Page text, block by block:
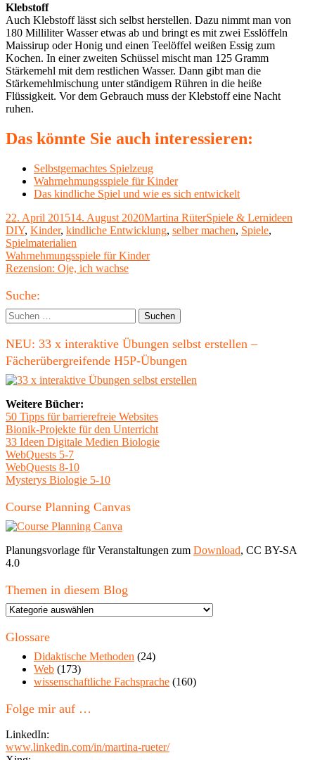
Klebstoff
Auch Klebstoff lässt sich selbst herstellen. Dazu nimmt man von
180 Milliliter Wasser etwas ab und bringt es mit zwei Esslöffeln
Maissirup oder Honig und einen Teelöffel weißen Essig zum
Kochen. In einer zweiten Schüssel mischt man 125 Gramm
Stärkemehl mit dem restlichen Wasser. Dann gibt man die
Stärkemehlmischung unter ständigem Rühren in die heiße
Flüssigkeit. Vor dem Gebrauch muss der Klebstoff eine Nacht
ruhen.
Das könnte Sie auch interessieren:
Selbstgemachtes Spielzeug
Wahrnehmungsspiele für Kinder
Das kindliche Spiel und wie es sich entwickelt
Veröffentlicht
am
22. April 201514. August 2020Autor
Martina RüterKategorien
Spiele & Lernideen
DIY, Kinder, kindliche Entwicklung, selber machen, Spiele,
Spielmaterialien
Beitragsnavigation
Vorheriger
Beitrag:
Wahrnehmungsspiele für Kinder
Nächster
Rezension: Oje, ich wachse
Haupt-
Seitenleiste
Suche:
Suchen
nach:
NEU: 33 x interaktive Übungen selbst erstellen –
Fächerübergreifende H5P-Übungen
Weitere Bücher:
50 Tipps für barrierefreie Websites
Bionik-Projekte für den Unterricht
33 Ideen Digitale Medien Biologie
WebQuests 5-7
WebQuests 8-10
Mysterys Biologie 5-10
Course Planning Canvas
Planungsvorlage für Veranstaltungen zum Download, CC BY-SA
4.0
Themen in diesem Blog
Themen
diesem
Glossare
Didaktische Methoden (24)
Web (173)
wissenschaftliche Fachsprache (160)
Folge mir auf …
LinkedIn:
www.linkedin.com/in/martina-rueter/